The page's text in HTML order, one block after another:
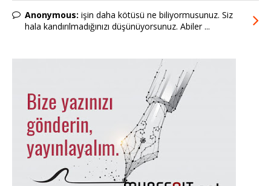
Anonymous: işin daha kötüsü ne biliyormusunuz. Siz
hala kandırılmadığınızı düşünüyorsunuz. Abiler ...